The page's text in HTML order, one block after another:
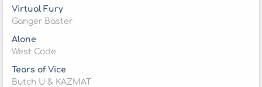
Virtual Fury
Ganger Baster
Alone
West Code
Tears of Vice
Butch U & KAZMAT